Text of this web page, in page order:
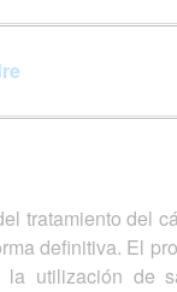
tratamiento del
definitiva. El
la utilización de